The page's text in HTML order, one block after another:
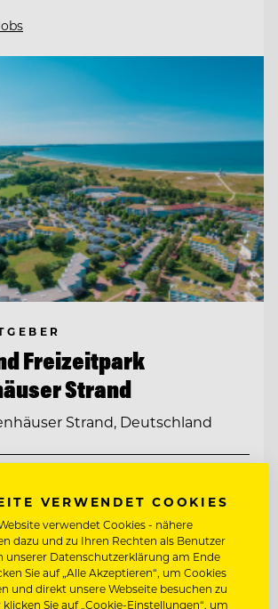
Freizeitpark
Strand
Strand, Deutschland
AMERICAN DINER (M/W/D)
VERWENDET COOKIES
verwendet Cookies - nähere
dazu und zu Ihren Rechten als Benutzer
unserer Datenschutzerklärung am Ende
Sie auf „Alle Akzeptieren“, um Cookies
und direkt unsere Webseite besuchen zu
Sie auf „Cookie-Einstellungen“, um